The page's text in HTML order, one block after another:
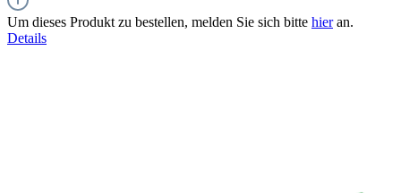
Um dieses Produkt zu bestellen, melden Sie sich bitte hieran.
Details